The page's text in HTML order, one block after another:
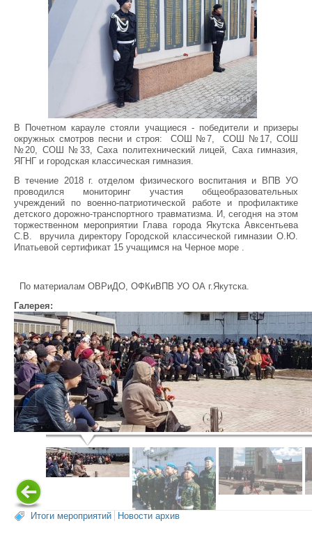
В Почетном карауле стояли учащиеся - победители и призеры
окружных смотров песни и строя: СОШ №7, СОШ №17, СОШ
№20, СОШ №33, Саха политехнический лицей, Саха гимназия,
ЯГНГ и городская классическая гимназия.
В течение 2018 г. отделом физического воспитания и ВПВ УО
проводился мониторинг участия общеобразовательных
учреждений по военно-патриотической работе и профилактике
детского дорожно-транспортного травматизма. И, сегодня на этом
торжественном мероприятии Глава города Якутска Авксентьева
С.В. вручила директору Городской классической гимназии О.Ю.
Ипатьевой сертификат 15 учащимся на Черное море .
По материалам ОВРиДО, ОФКиВПВ УО ОА г.Якутска.
Галерея:
Итоги мероприятий Новости архив